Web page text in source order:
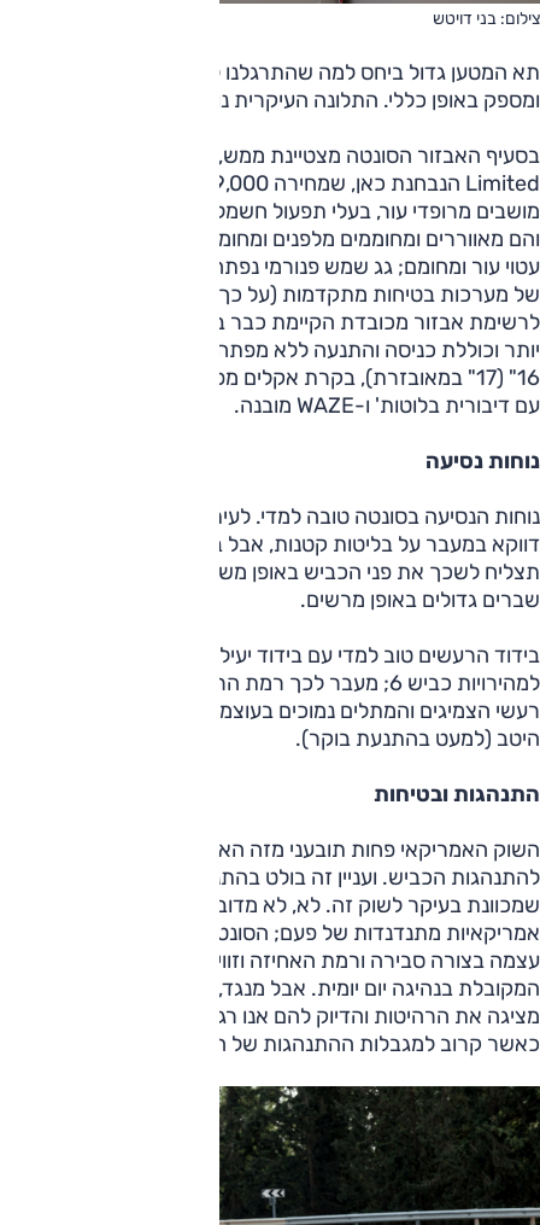
צילום: בני דויטש
תא המטען גדול ביחס למה שהתרגלנו לקבל מהיברידיות דומות
ומספק באופן כללי. התלונה העיקרית נוגעת לפתח מעט נמוך.
בסעיף האבזור הסונטה מצטיינת ממש, במיוחד ברמת הגימור
מושבים מרופדי עור, בעלי תפעול חשמלי (וזיכרון למושב הנהג)
והם מאווררים ומחוממים מלפנים ומחוממים גם מאחור; גלגל הגה
עטוי עור ומחומם; גג שמש פנורמי נפתח; פנסי קסנון ומערך נרחב
של מערכות בטיחות מתקדמות (על כך בהמשך). אלה מצטרפים
לרשימת אבזור מכובדת הקיימת כבר ברמת האבזור הבסיסית
יותר וכוללת כניסה והתנעה ללא מפתח, חישוקים קלים בקוטר
16" (17" במאובזרת), בקרת אקלים מפוצלת, מערכת מולטימדיה
עם דיבורית בלוטות' ו-WAZE מובנה.
נוחות נסיעה
נוחות הנסיעה בסונטה טובה למדי. לעיתים היא נחבטת קלות
דווקא במעבר על בליטות קטנות, אבל במרבית המצבים היא
תצליח לשכך את פני הכביש באופן משביע רצון, והיא יכולה לספוג
שברים גדולים באופן מרשים.
בידוד הרעשים טוב למדי עם בידוד יעיל של רעשי הרוח עד
למהירויות כביש 6; מעבר לכך רמת הרעש ממוצעת לקטגוריה.
רעשי הצמיגים והמתלים נמוכים בעוצמתם וגם צליל המנוע מבודד
היטב (למעט בהתנעת בוקר).
התנהגות ובטיחות
השוק האמריקאי פחות תובעני מזה האירופאי ככל שזה נוגע
להתנהגות הכביש. ועניין זה בולט בהתנהגות הסונטה, מכונית
שמכוונת בעיקר לשוק זה. לא, לא מדובר באותן אוניות
אמריקאיות מתנדנדות של פעם; הסונטה החדשה מצליחה לרסן
עצמה בצורה סבירה ורמת האחיזה וזוויות הגלגול הן ברמה
המקובלת בנהיגה יום יומית. אבל מנגד, כשהעומס עולה, היא לא
מציגה את הרהיטות והדיוק להם אנו רגילים מהמיטב האירופאי,
כאשר קרוב למגבלות ההתנהגות של הסונטה לא לגמרי צפויה.